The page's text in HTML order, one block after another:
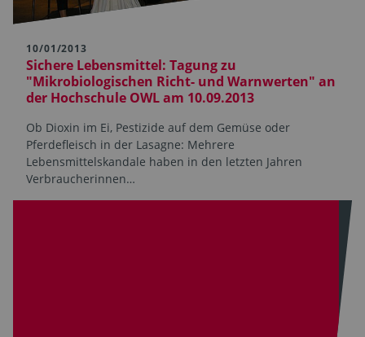
10/01/2013
Sichere Lebensmittel: Tagung zu
"Mikrobiologischen Richt- und Warnwerten" an
der Hochschule OWL am 10.09.2013
Ob Dioxin im Ei, Pestizide auf dem Gemüse oder
Pferdefleisch in der Lasagne: Mehrere
Lebensmittelskandale haben in den letzten Jahren
Verbraucherinnen…